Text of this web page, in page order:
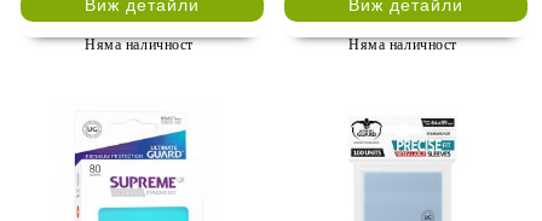
Виж детайли
Няма наличност
Виж детайли
Няма наличност